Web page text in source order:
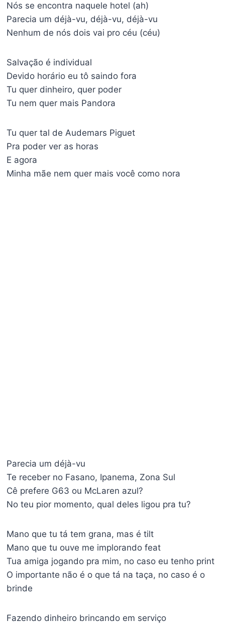
Nós se encontra naquele hotel (ah)
Parecia um déjà-vu, déjà-vu, déjà-vu
Nenhum de nós dois vai pro céu (céu)
Salvação é individual
Devido horário eu tô saindo fora
Tu quer dinheiro, quer poder
Tu nem quer mais Pandora
Tu quer tal de Audemars Piguet
Pra poder ver as horas
E agora
Minha mãe nem quer mais você como nora
Parecia um déjà-vu
Te receber no Fasano, Ipanema, Zona Sul
Cê prefere G63 ou McLaren azul?
No teu pior momento, qual deles ligou pra tu?
Mano que tu tá tem grana, mas é tilt
Mano que tu ouve me implorando feat
Tua amiga jogando pra mim, no caso eu tenho print
O importante não é o que tá na taça, no caso é o
brinde
Fazendo dinheiro brincando em serviço